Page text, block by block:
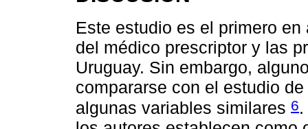
Este estudio es el primero
del médico prescriptor y las
Uruguay. Sin embargo,
compararse con el estudio
algunas variables similares 6